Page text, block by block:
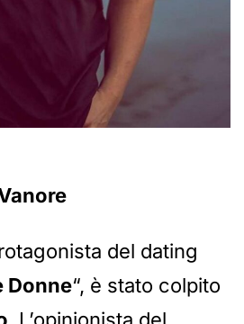
del dating
Donne“, è stato colpito